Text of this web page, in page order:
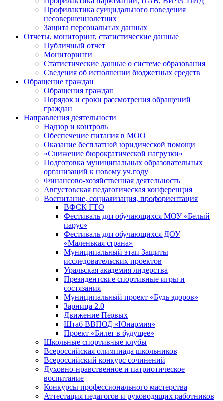
Профилактика суицидального поведения
несовершеннолетних
Защита персональных данных
Отчеты, мониторинг, статистические данные
Публичный отчет
Мониторинги
Статистические данные о системе образования
Сведения об исполнении бюджетных средств
Обращение граждан
Обращения граждан
Порядок и сроки рассмотрения обращений
граждан
Направления деятельности
Надзор и контроль
Обеспечение питания в МОО
Оказание бесплатной юридической помощи
«Снижение бюрократической нагрузки»
Подготовка муниципальных образовательных
организаций к новому уч.году
Финансово-хозяйственная деятельность
Августовская педагогическая конференция
Воспитание, социализация, профориентация
ВФСК ГТО
Фестиваль для обучающихся МОУ «Белый
парус»
Фестиваль для обучающихся ДОУ
«Маленькая страна»
Муниципальный этап Защиты
исследовательских проектов
Уральская академия лидерства
Президентские спортивные игры и
состязания
Муниципальный проект «Будь здоров»
Зарница 2.0
Движение Первых
Штаб ВВПОД «Юнармия»
Проект «Билет в будущее»
Школьные спортивные клубы
Всероссийская олимпиада школьников
Всероссийский конкурс сочинений
Духовно-нравственное и патриотическое
воспитание
Конкурсы профессионального мастерства
Аттестация педагогов и руководящих работников